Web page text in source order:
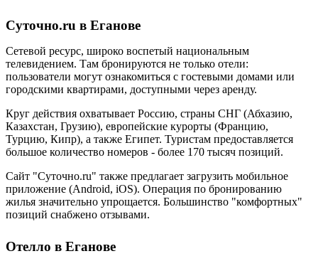
Суточно.ru в Еганове
Сетевой ресурс, широко воспетый национальным
телевидением. Там бронируются не только отели:
пользователи могут ознакомиться с гостевыми домами или
городскими квартирами, доступными через аренду.
Круг действия охватывает Россию, страны СНГ (Абхазию,
Казахстан, Грузию), европейские курорты (Францию,
Турцию, Кипр), а также Египет. Туристам предоставляется
большое количество номеров - более 170 тысяч позиций.
Сайт "Суточно.ru" также предлагает загрузить мобильное
приложение (Android, iOS). Операция по бронированию
жилья значительно упрощается. Большинство "комфортных"
позиций снабжено отзывами.
Отелло в Еганове